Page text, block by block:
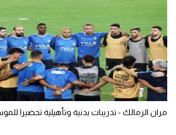
مران الزمالك - تدريبات بدنية وتأهيلية تحضيرا